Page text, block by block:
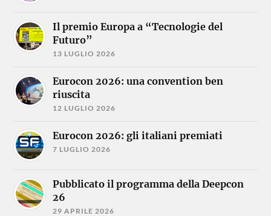
Il premio Europa a “Tecnologie del
Futuro”
13 LUGLIO 2026
Eurocon 2026: una convention ben
riuscita
12 LUGLIO 2026
Eurocon 2026: gli italiani premiati
7 LUGLIO 2026
Pubblicato il programma della Deepcon
26
29 APRILE 2026